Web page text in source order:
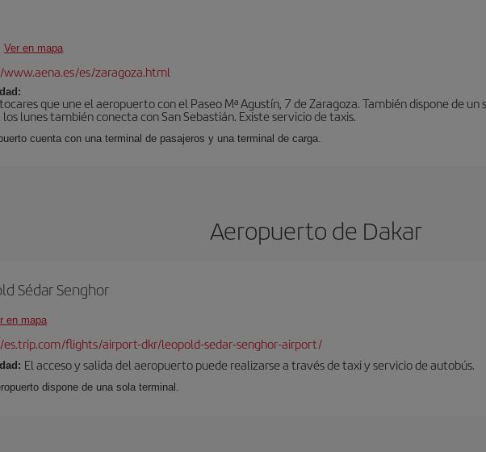
Ver en mapa
es/zaragoza.html
que une el aeropuerto con el Paseo Mª Agustín, 7 de Zaragoza. También dispone de
lunes también conecta con San Sebastián. Existe servicio de taxis.
cuenta con una terminal de pasajeros y una terminal de carga.
Aeropuerto de Dakar
Sédar Senghor
en mapa
flights/airport-dkr/leopold-sedar-senghor-airport/
El acceso y salida del aeropuerto puede realizarse a través de taxi y servicio de autobús.
dispone de una sola terminal.